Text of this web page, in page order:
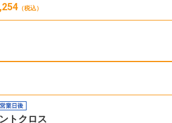
（税込）
トクロス